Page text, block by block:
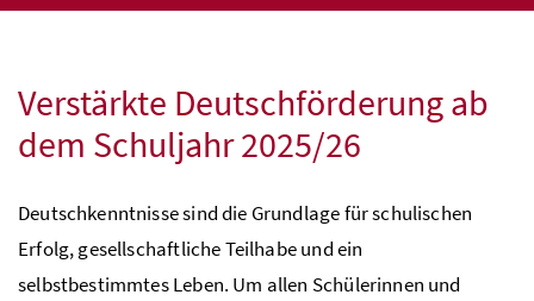
Verstärkte Deutschförderung ab
dem Schuljahr 2025/26
Deutschkenntnisse sind die Grundlage für schulischen
Erfolg, gesellschaftliche Teilhabe und ein
selbstbestimmtes Leben. Um allen Schülerinnen und